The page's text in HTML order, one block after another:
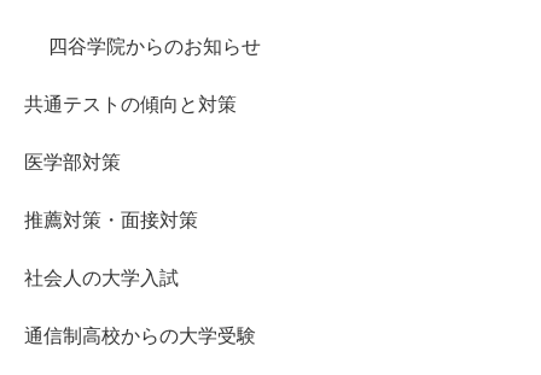
四谷学院からのお知らせ
共通テストの傾向と対策
医学部対策
推薦対策・面接対策
社会人の大学入試
通信制高校からの大学受験